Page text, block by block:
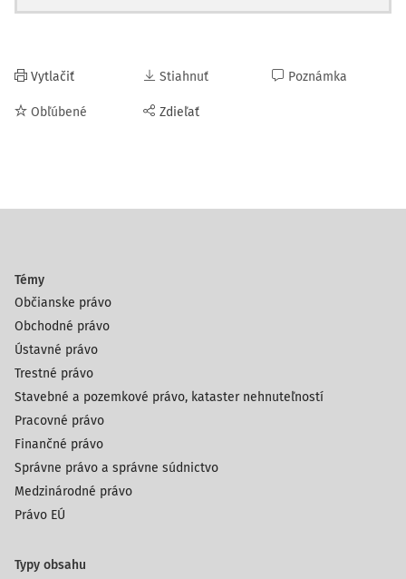
Vytlačiť
Obľúbené
Stiahnuť
Zdieľať
Poznámka
Témy
Občianske právo
Obchodné právo
Ústavné právo
Trestné právo
Stavebné a pozemkové právo, kataster nehnuteľností
Pracovné právo
Finančné právo
Správne právo a správne súdnictvo
Medzinárodné právo
Právo EÚ
Typy obsahu